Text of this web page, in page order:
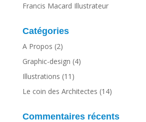
Francis Macard Illustrateur
Catégories
A Propos (2)
Graphic-design (4)
Illustrations (11)
Le coin des Architectes (14)
Commentaires récents